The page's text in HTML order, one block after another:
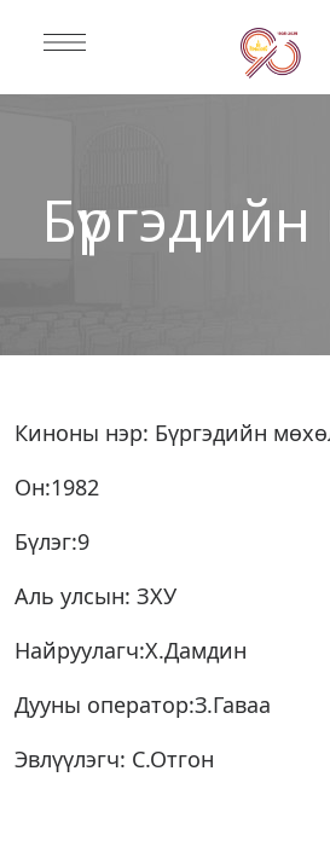
Киноны нэр: Бүргэдийн
Он:1982
Бүлэг:9
Аль улсын: ЗХУ
Найруулагч:Х.Дамдин
Дууны оператор:З.Гаваа
Эвлүүлэгч: С.Отгон